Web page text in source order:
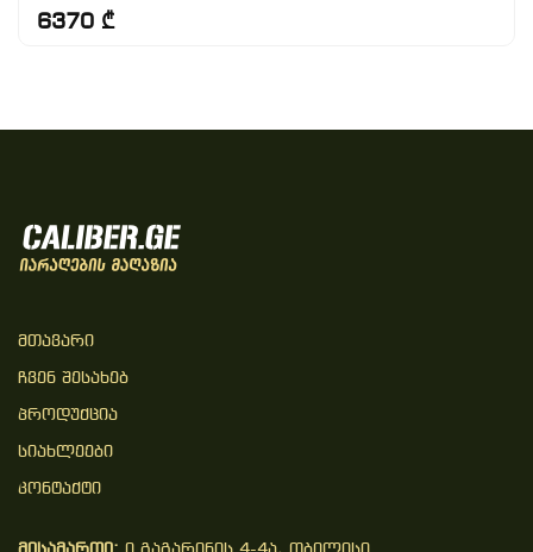
6370 ₾
Მთავარი
Ჩვენ Შესახებ
Პროდუქცია
Სიახლეები
Კონტაქტი